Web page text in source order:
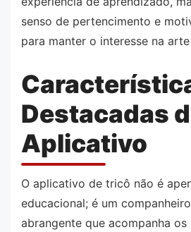
senso de pertencimento e
para manter o interesse na
Destacadas
Aplicativo
O aplicativo de tricô não é
educacional; é um
abrangente que acompanha os